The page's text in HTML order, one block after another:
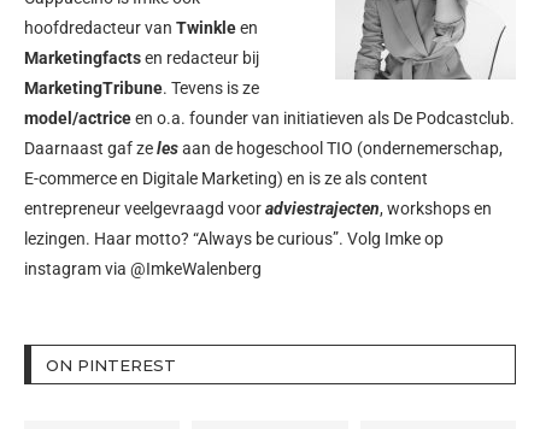
hoofdredacteur van Twinkleen
Marketingfactsen redacteur bij
MarketingTribune. Tevens is ze
model/actriceen o.a. founder van initiatieven als De Podcastclub.
Daarnaast gaf zelesaan de hogeschool TIO (ondernemerschap,
E-commerce en Digitale Marketing) en is ze als content
entrepreneur veelgevraagd vooradviestrajecten, workshops en
lezingen. Haar motto? “Always be curious”. Volg Imke op
instagram via @ImkeWalenberg
ON PINTEREST